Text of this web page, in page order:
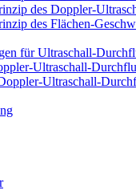
des Doppler-
des Flächen-
für Ultraschall-
Ultraschall-
Ultraschall-